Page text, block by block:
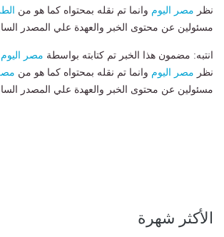
نظر مصر اليوم وانما تم نقله بمحتواه كما هو من
مسئولين عن محتوى الخبر والعهدة علي المصدر
انتبه: مضمون هذا الخبر تم كتابته بواسطة مصر اليوم
نظر مصر اليوم وانما تم نقله بمحتواه كما هو من
مسئولين عن محتوى الخبر والعهدة علي المصدر
الأكثر شهرة